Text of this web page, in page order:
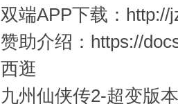
双端APP下载：http://
赞助介绍：https://
西逛
九州仙侠传2-超变版本